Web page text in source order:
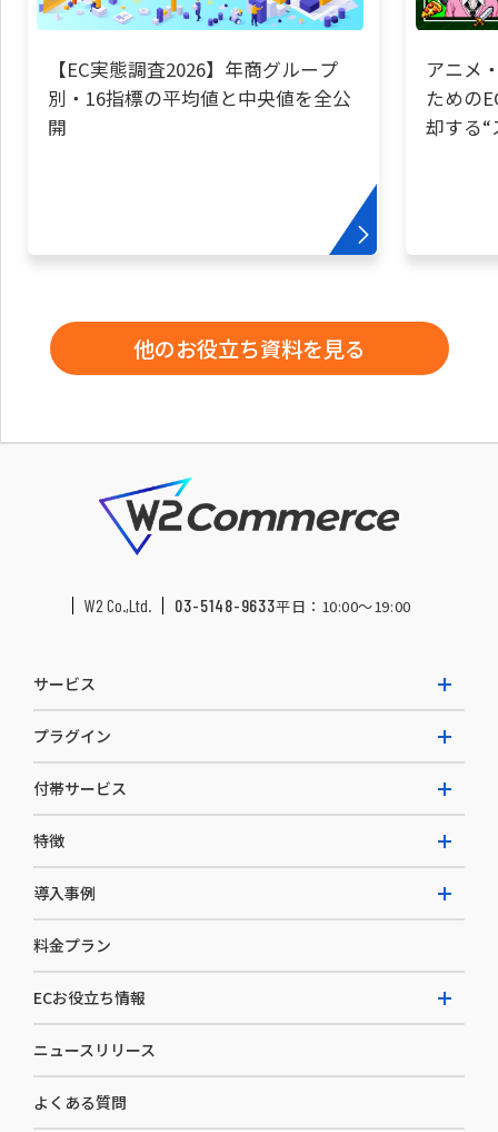
【EC実態調査2026】年商グループ
別・16指標の平均値と中央値を全公
開
アニメ
ための
却する
他のお役立ち資料を見る
W2 Co.,Ltd. 03-5148-9633平日：10:00〜19:00
サービス
W2 Commerce Repeat
W2 Commerce BtoB
W2 Commerce Asia
プラグイン
AI buddy
付帯サービス
EC運用構築支援・運用支援
カスタマーサクセス
セキュリティ
デザイン制作
コンサルティング
特徴
選ばれる理由
開発体制
導入事例
導入企業一覧
料金プラン
ECお役立ち情報
お役立ち資料
ニュースリリース
よくある質問